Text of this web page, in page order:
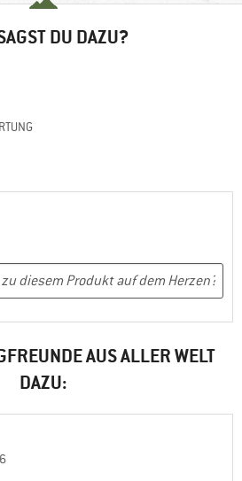
DU DAZU?
AUS ALLER WELT
DAZU: